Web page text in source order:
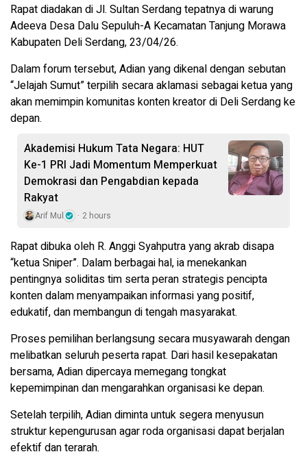
Rapat diadakan di Jl. Sultan Serdang tepatnya di warung
Adeeva Desa Dalu Sepuluh-A Kecamatan Tanjung Morawa
Kabupaten Deli Serdang, 23/04/26.
Dalam forum tersebut, Adian yang dikenal dengan sebutan
“Jelajah Sumut” terpilih secara aklamasi sebagai ketua yang
akan memimpin komunitas konten kreator di Deli Serdang ke
depan.
Akademisi Hukum Tata Negara: HUT
Ke-1 PRI Jadi Momentum Memperkuat
Demokrasi dan Pengabdian kepada
Rakyat
Arif Mul 2 hours
Rapat dibuka oleh R. Anggi Syahputra yang akrab disapa
“ketua Sniper”. Dalam berbagai hal, ia menekankan
pentingnya soliditas tim serta peran strategis pencipta
konten dalam menyampaikan informasi yang positif,
edukatif, dan membangun di tengah masyarakat.
Proses pemilihan berlangsung secara musyawarah dengan
melibatkan seluruh peserta rapat. Dari hasil kesepakatan
bersama, Adian dipercaya memegang tongkat
kepemimpinan dan mengarahkan organisasi ke depan.
Setelah terpilih, Adian diminta untuk segera menyusun
struktur kepengurusan agar roda organisasi dapat berjalan
efektif dan terarah.